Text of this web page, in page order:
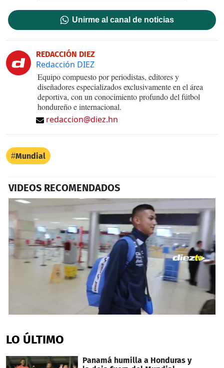
Unirme al canal de noticias
REDACCIÓN DIEZ
Redacción DIEZ
Equipo compuesto por periodistas, editores y
diseñadores especializados exclusivamente en el área
deportiva, con un conocimiento profundo del fútbol
hondureño e internacional.
redaccion@diez.hn
Mundial
VIDEOS RECOMENDADOS
of
36
LO ÚLTIMO
Panamá humilla a Honduras y